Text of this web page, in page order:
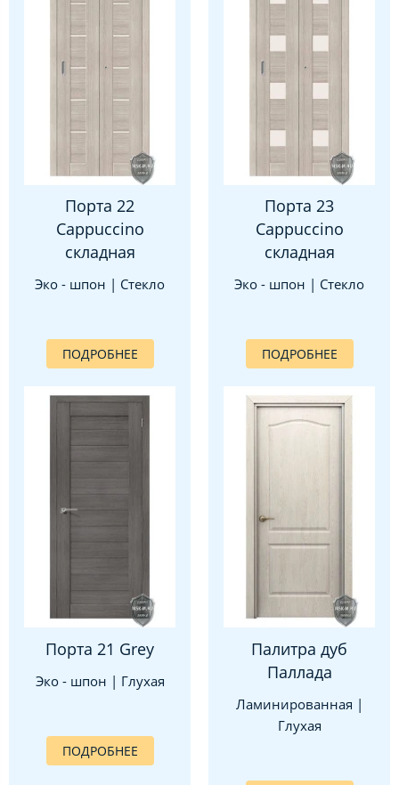
Порта 22
Cappuccino
складная
Эко - шпон | Стекло
ПОДРОБНЕЕ
Порта 23
Cappuccino
складная
Эко - шпон | Стекло
ПОДРОБНЕЕ
Порта 21 Grey
Эко - шпон | Глухая
ПОДРОБНЕЕ
Палитра дуб
Паллада
Ламинированная |
Глухая